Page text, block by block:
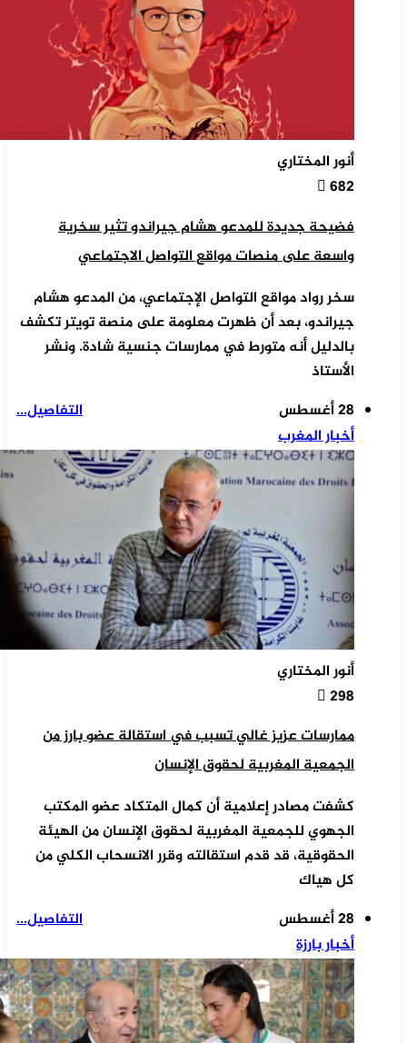
أنور المختاري
682
فضيحة جديدة للمدعو هشام جيراندو تثير سخرية
واسعة على منصات مواقع التواصل الاجتماعي
سخر رواد مواقع التواصل الإجتماعي، من المدعو هشام
جيراندو، بعد أن ظهرت معلومة على منصة تويتر تكشف
بالدليل أنه متورط في ممارسات جنسية شادة. ونشر
الأستاذ
التفاصيل...
28 أغسطس
أخبار المغرب
أنور المختاري
298
ممارسات عزيز غالي تسبب في استقالة عضو بارز من
الجمعية المغربية لحقوق الإنسان
كشفت مصادر إعلامية أن كمال المتكاد عضو المكتب
الجهوي للجمعية المغربية لحقوق الإنسان من الهيئة
الحقوقية، قد قدم استقالته وقرر الانسحاب الكلي من
كل هياك
التفاصيل...
28 أغسطس
أخبار بارزة